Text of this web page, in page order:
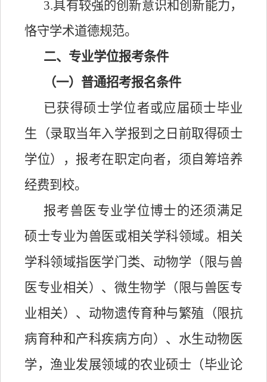
3.具有较强的创新意识和创新能力，
恪守学术道德规范。
二、专业学位报考条件
（一）普通招考报名条件
已获得硕士学位者或应届硕士毕业
生（录取当年入学报到之日前取得硕士
学位），报考在职定向者，须自筹培养
经费到校。
报考兽医专业学位博士的还须满足
硕士专业为兽医或相关学科领域。相关
学科领域指医学门类、动物学（限与兽
医专业相关）、微生物学（限与兽医专
业相关）、动物遗传育种与繁殖（限抗
病育种和产科疾病方向）、水生动物医
学，渔业发展领域的农业硕士（毕业论